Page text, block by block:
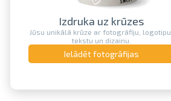
Izdruka uz krūzes
Jūsu unikālā krūze ar fotogrāfiju, logotipu,
tekstu un dizainu.
Ielādēt fotogrāfijas